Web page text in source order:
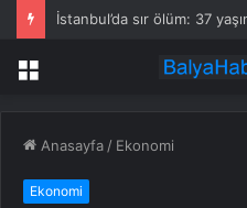
Menü
Anasayfa / Ekonomi
Ekonomi